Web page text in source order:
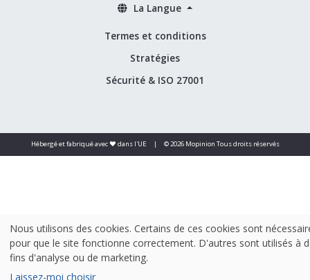
Termes et conditions
Stratégies
Sécurité & ISO 27001
La Langue
Hébergé et fabriqué avec ❤️ dans l'UE | © 2026 Mopinion Tous droits réservés
Nous utilisons des cookies. Certains de ces cookies sont
pour que le site fonctionne correctement. D'autres sont utilisés à
fins d'analyse ou de marketing.
Laissez-moi choisir